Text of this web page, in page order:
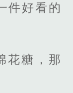
件好看的
花糖，那